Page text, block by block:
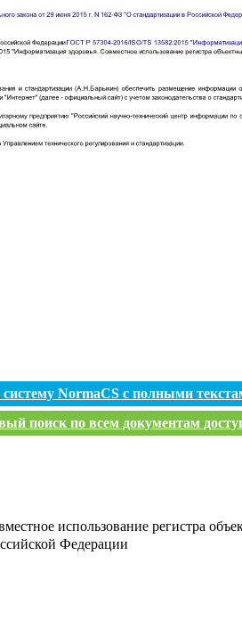
систему NormaCS с полными
поиск по всем документам
использование регистра
Федерации